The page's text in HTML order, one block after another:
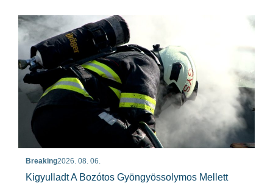
Breaking2026. 08. 06.
Kigyulladt A Bozótos Gyöngyössolymos Mellett